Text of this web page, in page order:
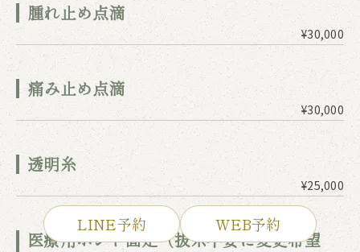
腫れ止め点滴
¥30,000
痛み止め点滴
¥30,000
透明糸
¥25,000
医療用ボンド固定（抜糸不要に変更希望
LINE予約 WEB予約